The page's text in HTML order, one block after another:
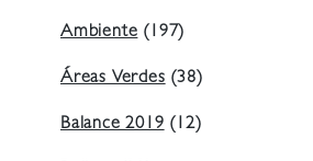
Ambiente(197)
Áreas Verdes(38)
Balance 2019(12)